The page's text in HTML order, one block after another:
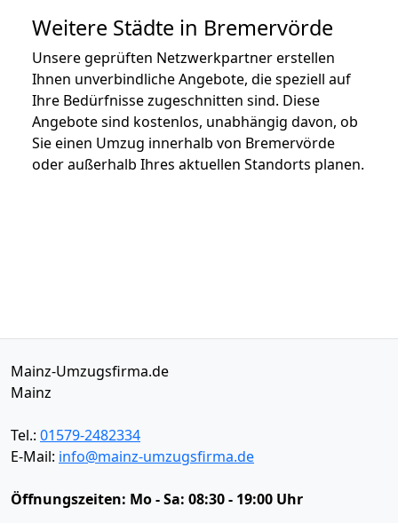
Weitere Städte in Bremervörde
Unsere geprüften Netzwerkpartner erstellen
Ihnen unverbindliche Angebote, die speziell auf
Ihre Bedürfnisse zugeschnitten sind. Diese
Angebote sind kostenlos, unabhängig davon, ob
Sie einen Umzug innerhalb von Bremervörde
oder außerhalb Ihres aktuellen Standorts planen.
Mainz-Umzugsfirma.de
Mainz
Tel.: 01579-2482334
E-Mail: info@mainz-umzugsfirma.de
Öffnungszeiten: Mo - Sa: 08:30 - 19:00 Uhr